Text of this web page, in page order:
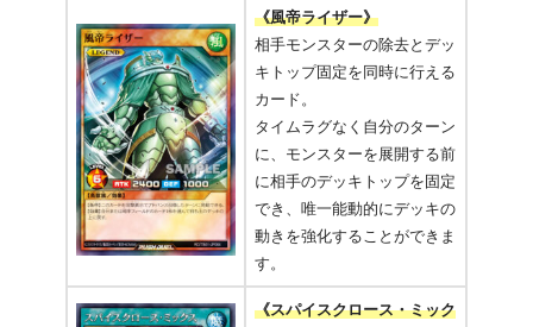
《風帝ライザー》
相手モンスターの除去とデッ
キトップ固定を同時に行える
カード。
タイムラグなく自分のターン
に、モンスターを展開する前
に相手のデッキトップを固定
でき、唯一能動的にデッキの
動きを強化することができま
す。
《スパイスクロース・ミック